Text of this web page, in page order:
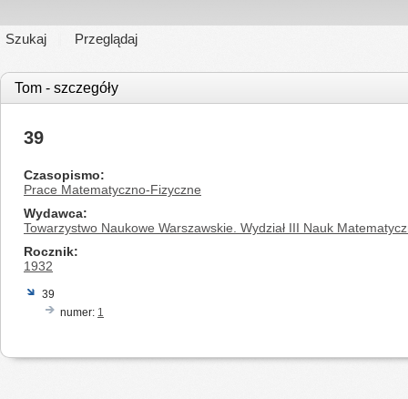
Szukaj Przeglądaj
Tom - szczegóły
39
Czasopismo
Prace Matematyczno-Fizyczne
Wydawca
Towarzystwo Naukowe Warszawskie. Wydział III Nauk
Rocznik
1932
39
numer: 1